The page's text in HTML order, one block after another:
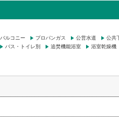
バルコニー プロパンガス 公営水道 公共
バス・トイレ別 追焚機能浴室 浴室乾燥機